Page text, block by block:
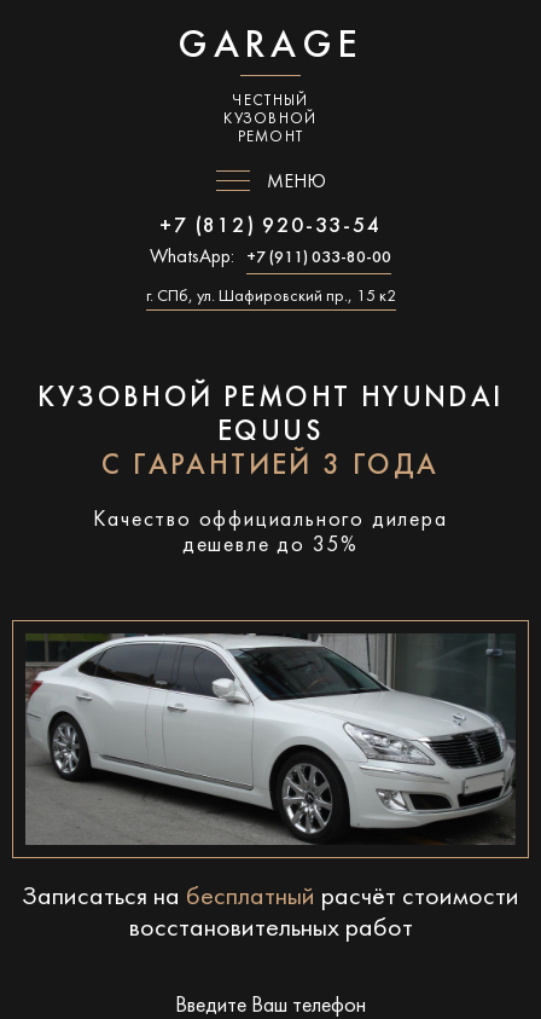
GARAGE
ЧЕСТНЫЙ
КУЗОВНОЙ
РЕМОНТ
МЕНЮ
+7 (812) 920-33-54
WhatsApp: +7 (911) 033-80-00
г. СПб, ул. Шафировский пр., 15 к2
КУЗОВНОЙ РЕМОНТ HYUNDAI
EQUUS
С ГАРАНТИЕЙ 3 ГОДА
Качество оффициального дилера
дешевле до 35%
Записаться на бесплатный расчёт стоимости
восстановительных работ
Введите Ваш телефон